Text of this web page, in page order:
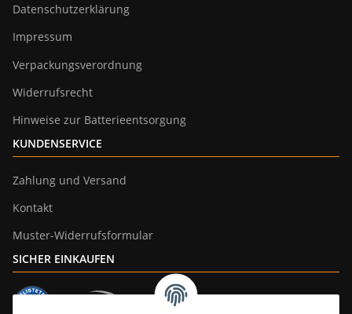
Datenschutzerklärung
Impressum
Verpackungsverordnung
Widerrufsrecht
Hinweise zur Batterieentsorgung
KUNDENSERVICE
Zahlung und Versand
Kontakt
Muster-Widerrufsformular
SICHER EINKAUFEN